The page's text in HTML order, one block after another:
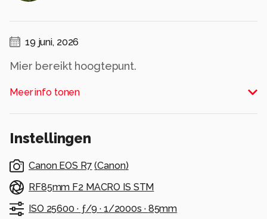
19 juni, 2026
Mier bereikt hoogtepunt.
Alle rechten voorbehouden
Meer info tonen
Instellingen
Canon EOS R7 (Canon)
RF85mm F2 MACRO IS STM
ISO 25600 · ƒ/9 · 1/2000s · 85mm